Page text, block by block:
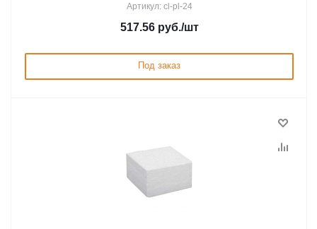
Артикул: cl-pl-24
517.56руб./шт
Под заказ